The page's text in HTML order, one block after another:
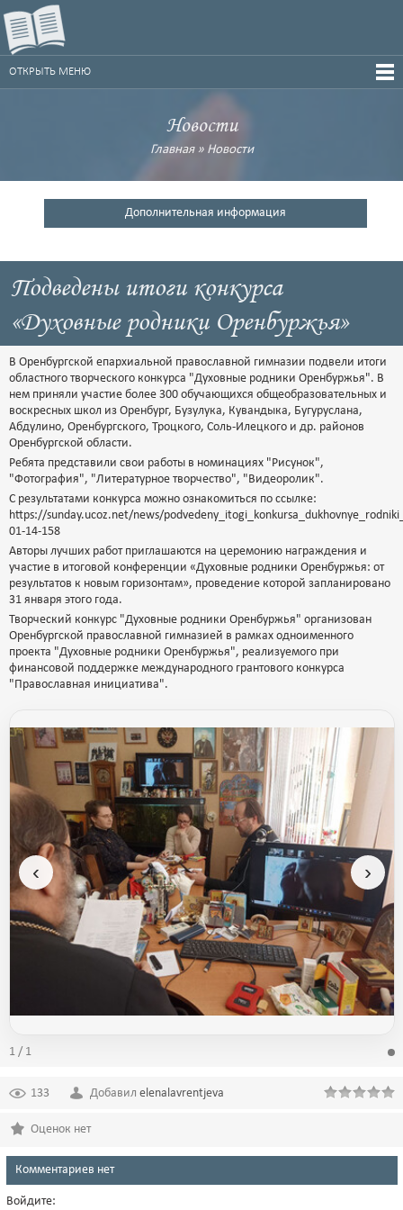
ОТКРЫТЬ МЕНЮ
Новости
Главная» Новости
Дополнительная информация
Подведены итоги конкурса
«Духовные родники Оренбуржья»
В Оренбургской епархиальной православной гимназии подвели итоги
областного творческого конкурса "Духовные родники Оренбуржья". В
нем приняли участие более 300 обучающихся общеобразовательных и
воскресных школ из Оренбург, Бузулука, Кувандыка, Бугуруслана,
Абдулино, Оренбургского, Троцкого, Соль-Илецкого и др. районов
Оренбургской области.
Ребята представили свои работы в номинациях "Рисунок",
"Фотография", "Литературное творчество", "Видеоролик".
С результатами конкурса можно ознакомиться по ссылке:
https://sunday.ucoz.net/news/
01-14-158
Авторы лучших работ приглашаются на церемонию награждения и
участие в итоговой конференции «Духовные родники Оренбуржья: от
результатов к новым горизонтам», проведение которой запланировано
31 января этого года.
Творческий конкурс "Духовные родники Оренбуржья" организован
Оренбургской православной гимназией в рамках одноименного
проекта "Духовные родники Оренбуржья", реализуемого при
финансовой поддержке международного грантового конкурса
"Православная инициатива".
‹ ›
1 / 1
133 Добавил elenalavrentjeva
Оценок нет
Комментариев нет
Войдите: